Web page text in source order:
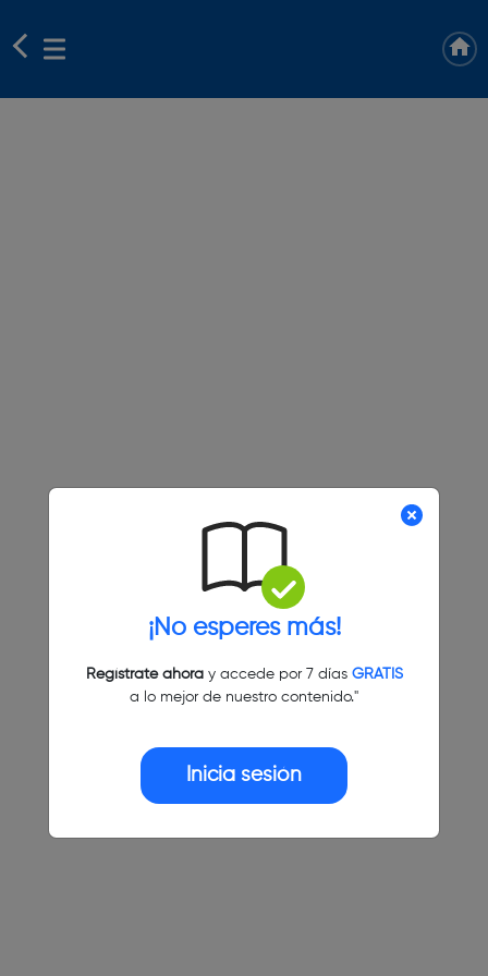
¡No esperes más!
Regístrate ahoray accede por 7 días GRATIS
a lo mejor de nuestro contenido."
Inicia sesión